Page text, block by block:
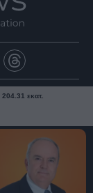
204.31 εκατ.